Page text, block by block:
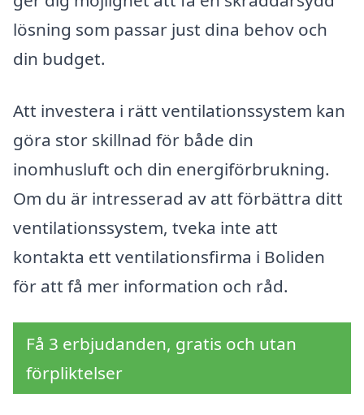
lösning som passar just dina behov och
din budget.
Att investera i rätt ventilationssystem kan
göra stor skillnad för både din
inomhusluft och din energiförbrukning.
Om du är intresserad av att förbättra ditt
ventilationssystem, tveka inte att
kontakta ett ventilationsfirma i Boliden
för att få mer information och råd.
Få 3 erbjudanden, gratis och utan
förpliktelser